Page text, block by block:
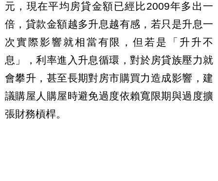
元，現在平均房貸金額已經比2009年多出一
倍，貸款金額越多升息越有感，若只是升息一
次實際影響就相當有限，但若是「升升不
息」，利率進入升息循環，對於房貸族壓力就
會攀升，甚至長期對房市購買力造成影響，建
議購屋人購屋時避免過度依賴寬限期與過度擴
張財務槓桿。